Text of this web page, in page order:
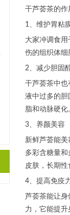
干芦荟茶的作
1、维护胃粘
大家冲调食
伤的组织体细
2、减少胆固
干芦荟茶中也
液中过多的胆
脂和动脉硬化
3、养颜美容
新鲜芦荟能
多彩含糖量
皮肤，长期性
4、提高免疫
芦荟茶能让身
力，它能提